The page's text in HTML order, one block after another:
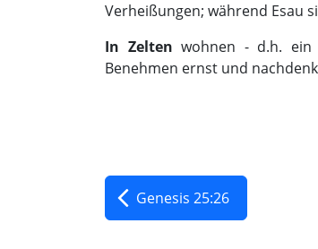
Verheißungen; während Esau
In Zelten wohnen - d.h. ein
Benehmen ernst und
Genesis 25:26